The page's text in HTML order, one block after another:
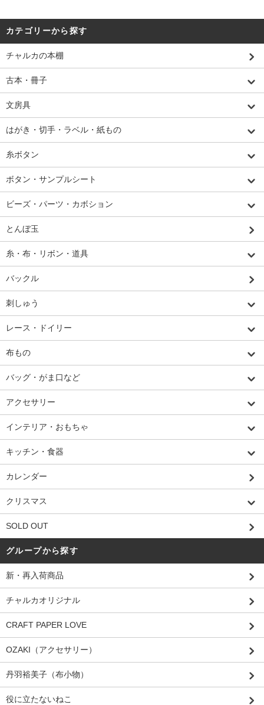
カテゴリーから探す
チャルカの本棚
古本・冊子
文房具
はがき・切手・ラベル・紙もの
糸ボタン
ボタン・サンプルシート
ビーズ・パーツ・カボション
とんぼ玉
糸・布・リボン・道具
バックル
刺しゅう
レース・ドイリー
布もの
バッグ・がま口など
アクセサリー
インテリア・おもちゃ
キッチン・食器
カレンダー
クリスマス
SOLD OUT
グループから探す
新・再入荷商品
チャルカオリジナル
CRAFT PAPER LOVE
OZAKI（アクセサリー）
丹羽裕美子（布小物）
役に立たないねこ